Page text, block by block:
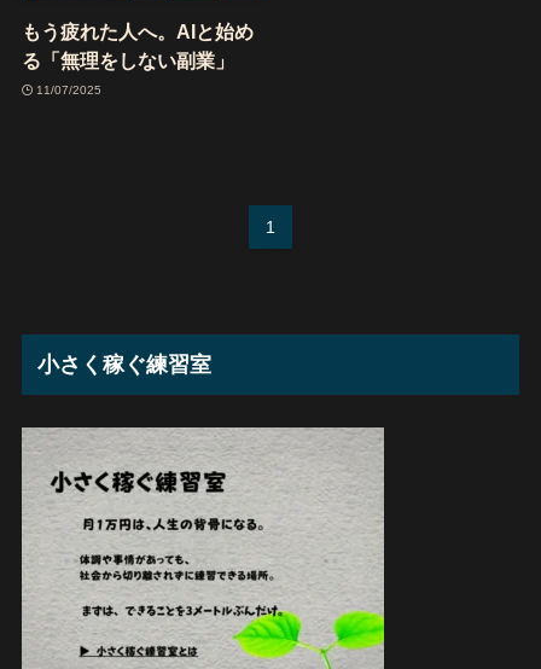
もう疲れた人へ。AIと始め
る「無理をしない副業」
11/07/2025
1
小さく稼ぐ練習室